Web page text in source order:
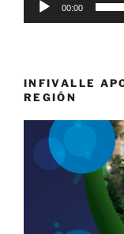
00:00
INFIVALLE
REGIÓN